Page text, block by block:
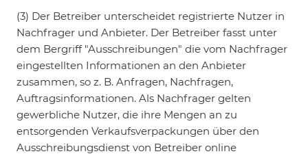
(3) Der Betreiber unterscheidet registrierte Nutzer in
Nachfrager und Anbieter. Der Betreiber fasst unter
dem Bergriff "Ausschreibungen" die vom Nachfrager
eingestellten Informationen an den Anbieter
zusammen, so z. B. Anfragen, Nachfragen,
Auftragsinformationen. Als Nachfrager gelten
gewerbliche Nutzer, die ihre Mengen an zu
entsorgenden Verkaufsverpackungen über den
Ausschreibungsdienst von Betreiber online